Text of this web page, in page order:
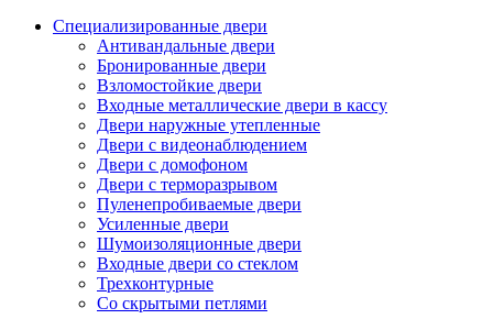
Специализированные двери
Антивандальные двери
Бронированные двери
Взломостойкие двери
Входные металлические двери в кассу
Двери наружные утепленные
Двери с видеонаблюдением
Двери с домофоном
Двери с терморазрывом
Пуленепробиваемые двери
Усиленные двери
Шумоизоляционные двери
Входные двери со стеклом
Трехконтурные
Со скрытыми петлями